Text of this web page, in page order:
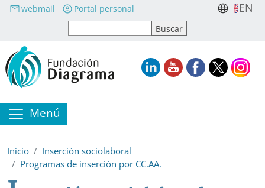
Pasar al contenido principal
webmail Portal personal EN
Menú
Inicio
Inserción sociolaboral
Programas de inserción por CC.AA.